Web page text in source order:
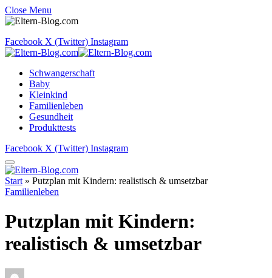
Close Menu
Facebook X (Twitter) Instagram
Schwangerschaft
Baby
Kleinkind
Familienleben
Gesundheit
Produkttests
Facebook X (Twitter) Instagram
Start » Putzplan mit Kindern: realistisch & umsetzbar
Familienleben
Putzplan mit Kindern:
realistisch & umsetzbar